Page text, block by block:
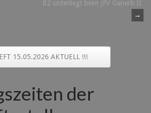
B2 unterliegt beim JFV Ganerb II
→
15.05.2026 AKTUELL !!!
der